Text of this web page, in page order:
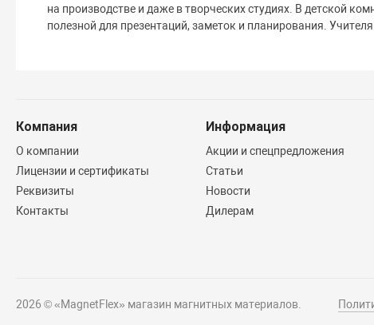
на производстве и даже в творческих студиях. В детской
полезной для презентаций, заметок и планирования.
Компания
О компании
Лицензии и сертификаты
Реквизиты
Контакты
Информация
Акции и спецпредложения
Статьи
Новости
Дилерам
2026 © «MagnetFlex» магазин магнитных материалов.